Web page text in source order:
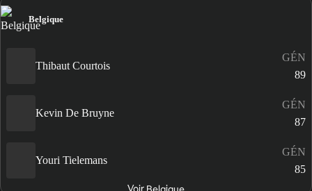
Belgique
Thibaut Courtois
GÉN
89
Kevin De Bruyne
GÉN
87
Youri Tielemans
GÉN
85